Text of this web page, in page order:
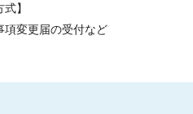
】
項変更届の受付など